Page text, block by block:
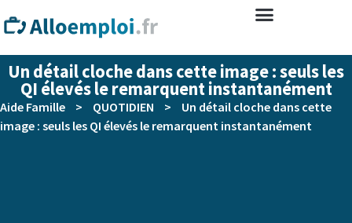
Un détail cloche dans cette image : seuls les
QI élevés le remarquent instantanément
Aide Famille > QUOTIDIEN >
Un détail cloche dans cette
image : seuls les QI élevés le remarquent instantanément